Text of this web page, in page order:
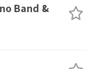
Band &